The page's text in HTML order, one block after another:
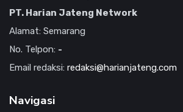
PT. Harian Jateng Network
Alamat: Semarang
No. Telpon: -
Email redaksi: redaksi@harianjateng.com
Navigasi